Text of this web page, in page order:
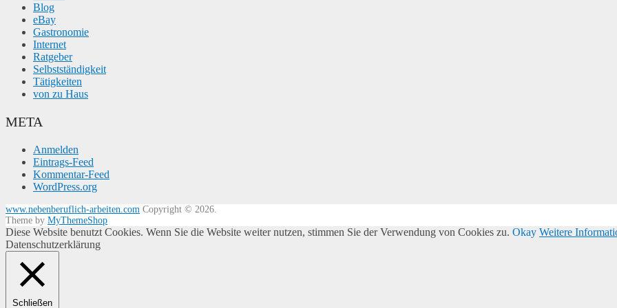
Blog
eBay
Gastronomie
Internet
Ratgeber
Selbstständigkeit
Tätigkeiten
von zu Haus
META
Anmelden
Eintrags-Feed
Kommentar-Feed
WordPress.org
www.nebenberuflich-arbeiten.com Copyright © 2026.
Theme by MyThemeShop
Diese Website benutzt Cookies. Wenn Sie die Website weiter nutzen, stimmen Sie der Verwendung von Cookies zu. Okay Weitere
Datenschutzerklärung
Schließen